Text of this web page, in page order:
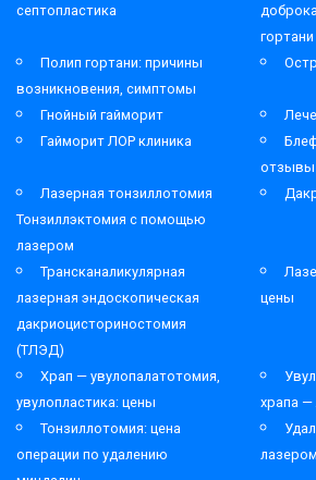
септопластика
гортани
Полип гортани: причины
возникновения, симптомы
Гнойный гайморит
Гайморит ЛОР клиника
отзывы
Лазерная тонзиллотомия
Тонзиллэктомия с помощью
лазером
Трансканаликулярная
лазерная эндоскопическая
дакриоцисториностомия
(ТЛЭД)
цены
Храп — увулопалатотомия,
увулопластика: цены
храпа
Тонзиллотомия: цена
операции по удалению
лазером